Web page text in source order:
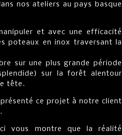
nos ateliers au pays basque
et avec une efficacité
poteaux en inox traversant la
sur une plus grande période
sur la forêt alentour
tête.
ce projet à notre client
vous montre que la réalité